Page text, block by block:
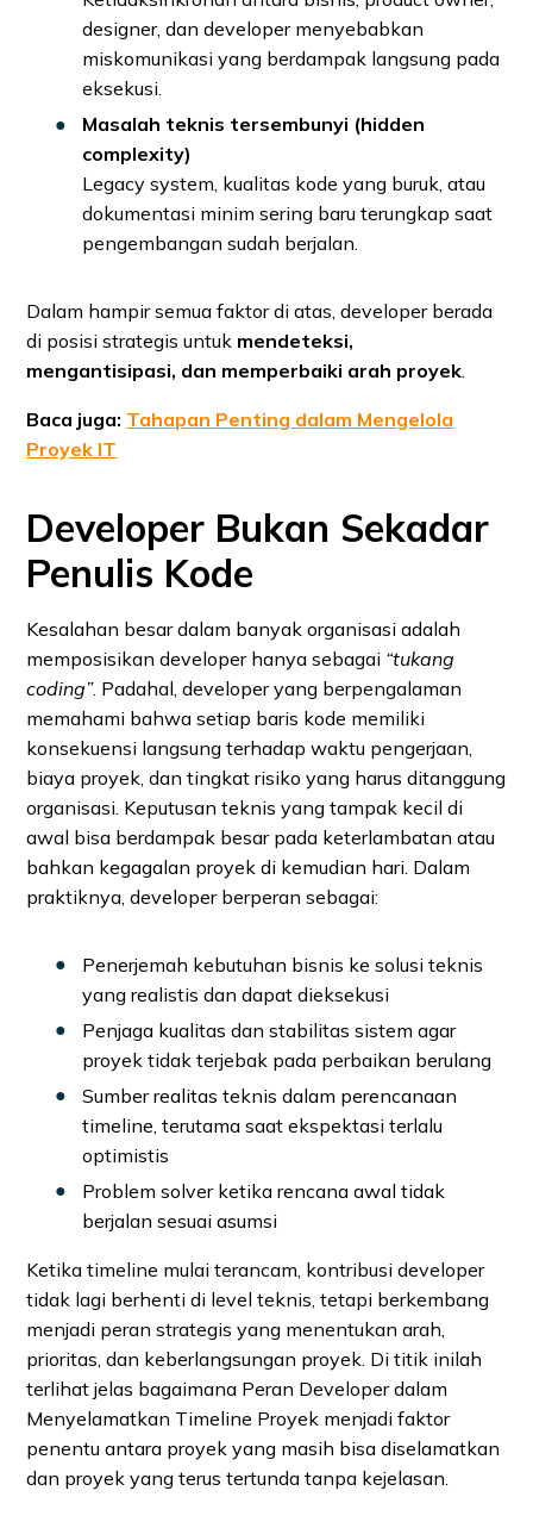
designer, dan developer menyebabkan
miskomunikasi yang berdampak langsung pada
eksekusi.
Masalah teknis tersembunyi (hidden
complexity)
Legacy system, kualitas kode yang buruk, atau
dokumentasi minim sering baru terungkap saat
pengembangan sudah berjalan.
Dalam hampir semua faktor di atas, developer berada
di posisi strategis untuk mendeteksi,
mengantisipasi, dan memperbaiki arah proyek.
Baca juga: Tahapan Penting dalam Mengelola
Proyek IT
Developer Bukan Sekadar
Penulis Kode
Kesalahan besar dalam banyak organisasi adalah
memposisikan developer hanya sebagai “tukang
coding”. Padahal, developer yang berpengalaman
memahami bahwa setiap baris kode memiliki
konsekuensi langsung terhadap waktu pengerjaan,
biaya proyek, dan tingkat risiko yang harus ditanggung
organisasi. Keputusan teknis yang tampak kecil di
awal bisa berdampak besar pada keterlambatan atau
bahkan kegagalan proyek di kemudian hari. Dalam
praktiknya, developer berperan sebagai:
Penerjemah kebutuhan bisnis ke solusi teknis
yang realistis dan dapat dieksekusi
Penjaga kualitas dan stabilitas sistem agar
proyek tidak terjebak pada perbaikan berulang
Sumber realitas teknis dalam perencanaan
timeline, terutama saat ekspektasi terlalu
optimistis
Problem solver ketika rencana awal tidak
berjalan sesuai asumsi
Ketika timeline mulai terancam, kontribusi developer
tidak lagi berhenti di level teknis, tetapi berkembang
menjadi peran strategis yang menentukan arah,
prioritas, dan keberlangsungan proyek. Di titik inilah
terlihat jelas bagaimana Peran Developer dalam
Menyelamatkan Timeline Proyek menjadi faktor
penentu antara proyek yang masih bisa diselamatkan
dan proyek yang terus tertunda tanpa kejelasan.